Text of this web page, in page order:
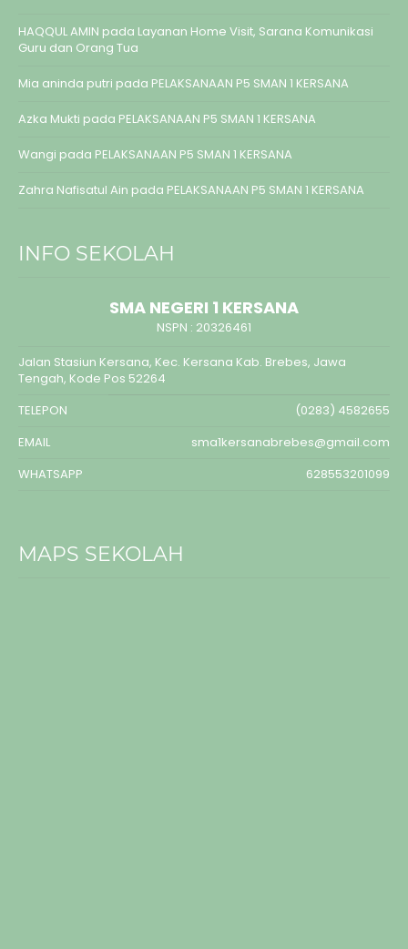
HAQQUL AMIN pada Layanan Home Visit, Sarana Komunikasi
Guru dan Orang Tua
Mia aninda putri pada PELAKSANAAN P5 SMAN 1 KERSANA
Azka Mukti pada PELAKSANAAN P5 SMAN 1 KERSANA
Wangi pada PELAKSANAAN P5 SMAN 1 KERSANA
Zahra Nafisatul Ain pada PELAKSANAAN P5 SMAN 1 KERSANA
INFO SEKOLAH
SMA NEGERI 1 KERSANA
NSPN : 20326461
Jalan Stasiun Kersana, Kec. Kersana Kab. Brebes, Jawa
Tengah, Kode Pos 52264
TELEPON
(0283) 4582655
EMAIL
sma1kersanabrebes@gmail.com
WHATSAPP
628553201099
MAPS SEKOLAH